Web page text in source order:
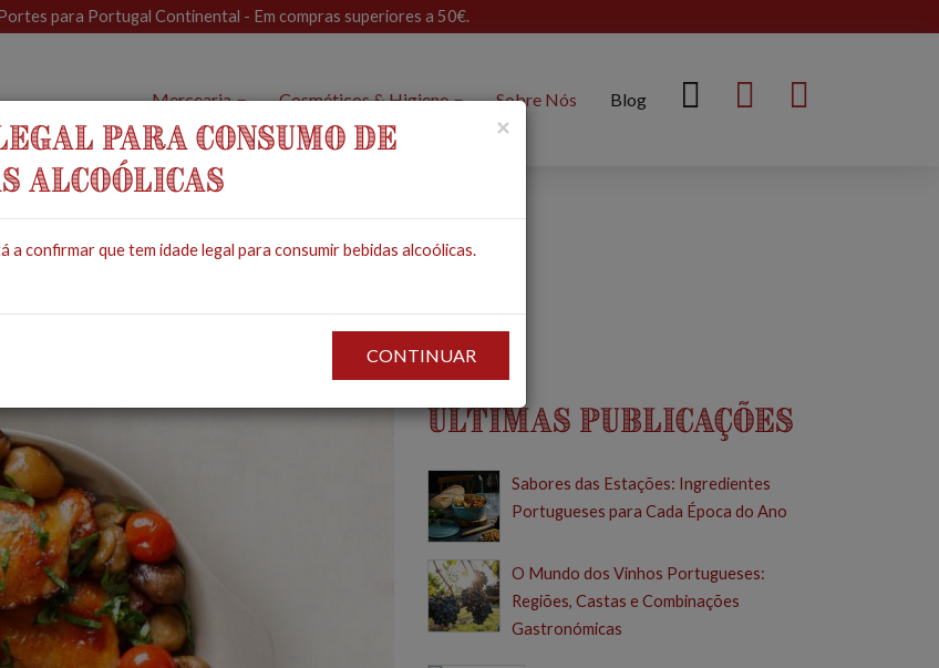
para Portugal Continental - Em compras superiores a 50€.
Mercearia Cosméticos & Higiene Sobre Nós Blog
Últimas Publicações
Sabores das Estações: Ingredientes
Portugueses para Cada Época do Ano
O Mundo dos Vinhos Portugueses:
Regiões, Castas e Combinações
Gastronómicas
×
PARA CONSUMO DE
ALCOÓLICAS
a confirmar que tem idade legal para consumir bebidas alcoólicas.
CONTINUAR